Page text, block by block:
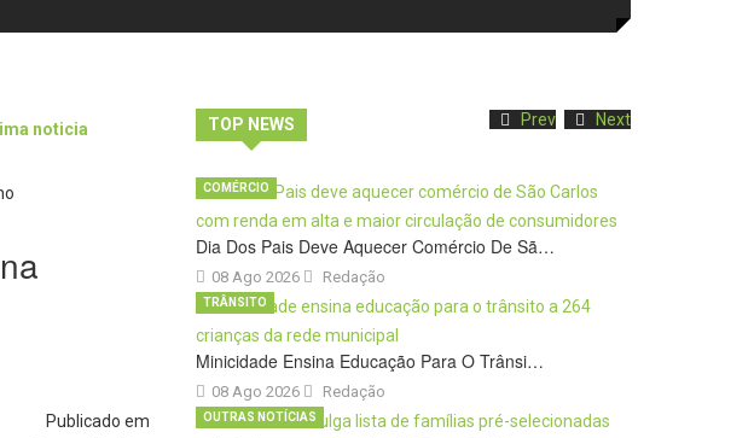
Publicado em
TOP NEWS Prev Next
Dia Dos Pais Deve Aquecer Comércio De Sã…
08 Ago 2026
COMÉRCIO
Redação
Minicidade Ensina Educação Para O Trânsi…
08 Ago 2026
TRÂNSITO
Redação
OUTRAS NOTÍCIAS